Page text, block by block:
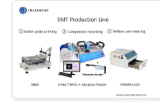
เรา
ข่าว